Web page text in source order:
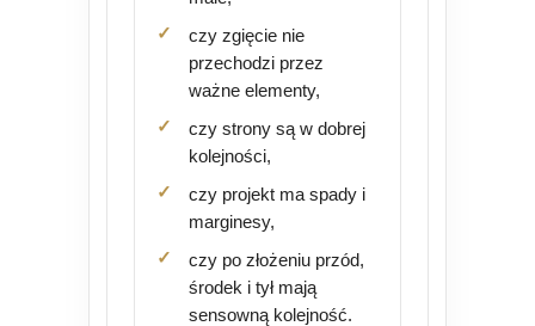
czy zgięcie nie
przechodzi przez
ważne elementy,
czy strony są w dobrej
kolejności,
czy projekt ma spady i
marginesy,
czy po złożeniu przód,
środek i tył mają
sensowną kolejność.